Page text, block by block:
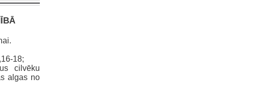
18;
cilvēku
algas no